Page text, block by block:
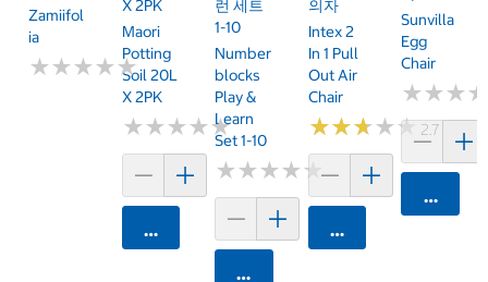
Zamiifol
Ia
★★★★★
★★★★★
X 2PK
Maori
Potting
Soil 20L
X 2PK
★★★★★
★★★★★
카트에 담기
런 세트
1-10
Number
Blocks
Play &
Learn
Set 1-10
★★★★★
★★★★★
카트에 담기
의자
Intex 2
In 1 Pull
Out Air
Chair
★★★★★
★★★★★2.7 (6)
카트에 담기
Sunvilla
Egg
Chair
★★★
★★★
카트에